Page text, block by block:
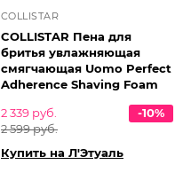
COLLISTAR
COLLISTAR Пена для
бритья увлажняющая
смягчающая Uomo Perfect
Adherence Shaving Foam
2 339 руб.
2 599 руб.
-10%
Купить на Л'Этуаль